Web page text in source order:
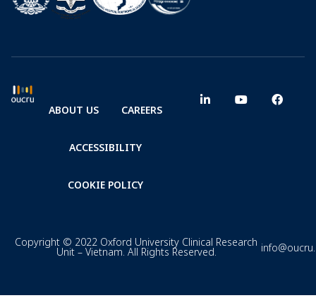
ABOUT US CAREERS
ACCESSIBILITY
COOKIE POLICY
Copyright © 2022 Oxford University Clinical Research
Unit – Vietnam. All Rights Reserved.